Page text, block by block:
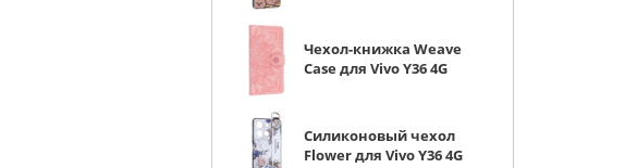
Чехол-книжка Weave
Case для Vivo Y36 4G
Силиконовый чехол
Flower для Vivo Y36 4G